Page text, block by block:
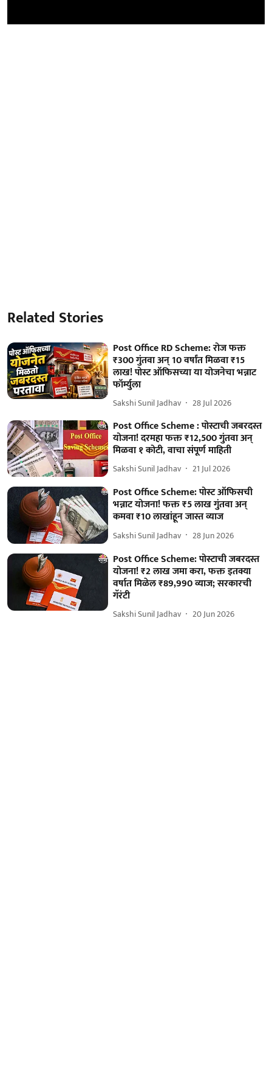
Related Stories
Post Office RD Scheme: रोज फक्त
₹300 गुंतवा अन् 10 वर्षांत मिळवा ₹15
लाख! पोस्ट ऑफिसच्या या योजनेचा भन्नाट
फॉर्म्युला
Sakshi Sunil Jadhav 28 Jul 2026
Post Office Scheme : पोस्टाची जबरदस्त
योजना! दरमहा फक्त ₹12,500 गुंतवा अन्
मिळवा १ कोटी, वाचा संपूर्ण माहिती
Sakshi Sunil Jadhav 21 Jul 2026
Post Office Scheme: पोस्ट ऑफिसची
भन्नाट योजना! फक्त ₹5 लाख गुंतवा अन्
कमवा ₹10 लाखांहून जास्त व्याज
Sakshi Sunil Jadhav 28 Jun 2026
Post Office Scheme: पोस्टाची जबरदस्त
योजना! ₹2 लाख जमा करा, फक्त इतक्या
वर्षात मिळेल ₹89,990 व्याज; सरकारची
गॅरंटी
Sakshi Sunil Jadhav 20 Jun 2026